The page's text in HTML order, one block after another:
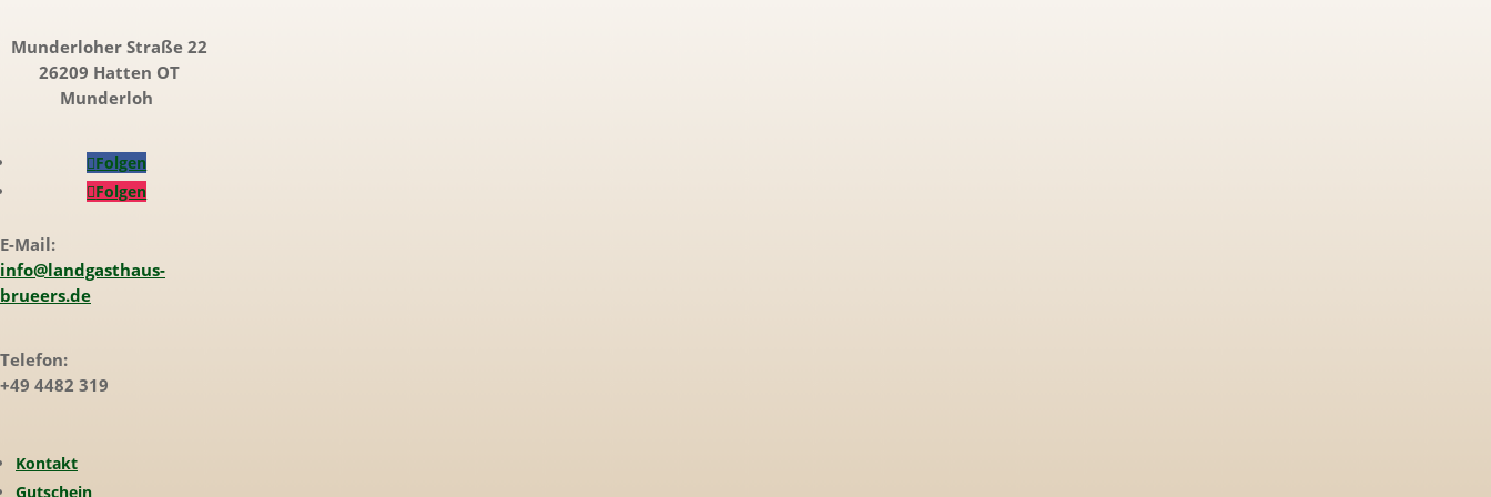
Munderloher Straße 22
26209 Hatten OT
Munderloh
Folgen
Folgen
E-Mail:
info@landgasthaus-
brueers.de
Telefon:
+49 4482 319
Kontakt
Gutschein